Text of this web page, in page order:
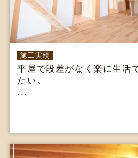
施工実績
平屋で段差がなく楽に生活
たい。
...